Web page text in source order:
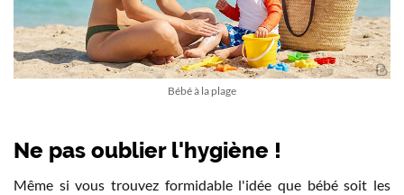
Bébé à la plage
Ne pas oublier l'hygiène !
Même si vous trouvez formidable l'idée que bébé soit les